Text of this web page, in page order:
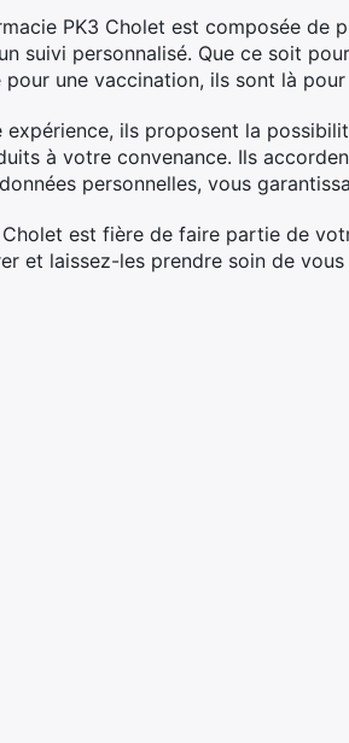
PK3 Cholet est composée
suivi personnalisé. Que ce soit
pour une vaccination, ils sont là
ils proposent la
à votre convenance. Ils
personnelles, vous
Cholet est fière de faire partie de
et laissez-les prendre soin de